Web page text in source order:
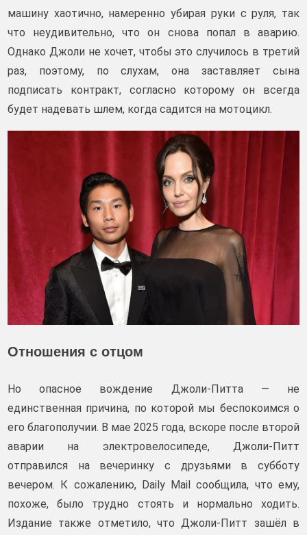
машину хаотично, намеренно убирая руки с руля, так
что неудивительно, что он снова попал в аварию.
Однако Джоли не хочет, чтобы это случилось в третий
раз, поэтому, по слухам, она заставляет сына
подписать контракт, согласно которому он всегда
будет надевать шлем, когда садится на мотоцикл.
Отношения с отцом
Но опасное вождение Джоли-Питта — не
единственная причина, по которой мы беспокоимся о
его благополучии. В мае 2025 года, вскоре после второй
аварии на электровелосипеде, Джоли-Питт
отправился на вечеринку с друзьями в субботу
вечером. К сожалению, Daily Mail сообщила, что ему,
похоже, было трудно стоять и нормально ходить.
Издание также отметило, что Джоли-Питт зашёл в